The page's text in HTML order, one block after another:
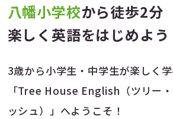
八幡小学校から徒歩2分
楽しく英語をはじめよう
3歳から小学生・中学生が楽しく
「Tree House English（ツリー
ッシュ）」へようこそ！